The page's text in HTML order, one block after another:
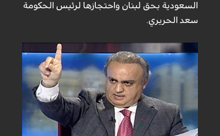
السعودية بحق لبنان واحتجازها لرئيس الحكومة
سعد الحريري.